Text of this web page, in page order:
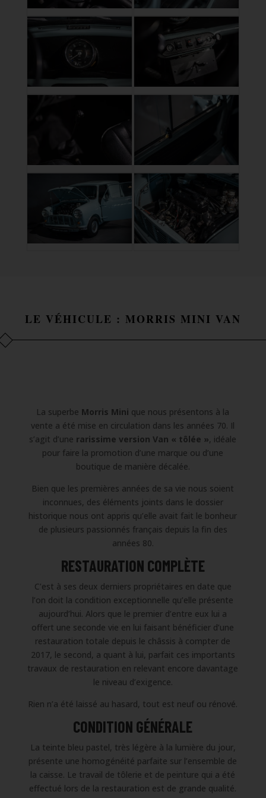
LE VÉHICULE : MORRIS MINI VAN
La superbe Morris Mini que nous présentons à la
vente a été mise en circulation dans les années 70. Il
s’agit d’une rarissime version Van « tôlée », idéale
pour faire la promotion d’une marque ou d’une
boutique de manière décalée.
Bien que les premières années de sa vie nous soient
inconnues, des éléments joints dans le dossier
historique nous ont appris qu’elle avait fait le bonheur
de plusieurs passionnés français depuis la fin des
années 80.
RESTAURATION COMPLÈTE
C’est à ses deux derniers propriétaires en date que
l’on doit la condition exceptionnelle qu’elle présente
aujourd’hui. Alors que le premier d’entre eux lui a
offert une seconde vie en lui faisant bénéficier d’une
restauration totale depuis le châssis à compter de
2017, le second, a quant à lui, parfait ces importants
travaux de restauration en relevant encore davantage
le niveau d’exigence.
Rien n’a été laissé au hasard, tout est neuf ou rénové.
CONDITION GÉNÉRALE
La teinte bleu pastel, très légère à la lumière du jour,
présente une homogénéité parfaite sur l’ensemble de
la caisse. Le travail de tôlerie et de peinture qui a été
effectué lors de la restauration est de grande qualité.